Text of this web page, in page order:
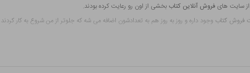
سایت های فروش آنلاین کتاب بخشی از اون رو رعایت کرده بودند.
فروش کتاب وجود داره و روز به روز هم به تعدادشون اضافه می شه که جلوتر از من شروع به کار